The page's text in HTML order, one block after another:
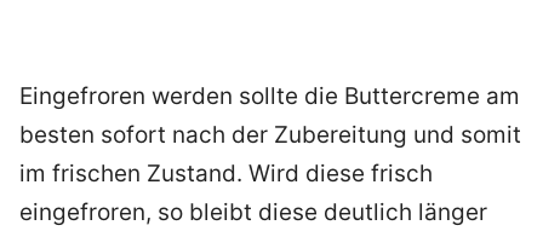
Eingefroren werden sollte die Buttercreme am
besten sofort nach der Zubereitung und somit
im frischen Zustand. Wird diese frisch
eingefroren, so bleibt diese deutlich länger